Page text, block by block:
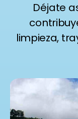
Déjate
limpieza,